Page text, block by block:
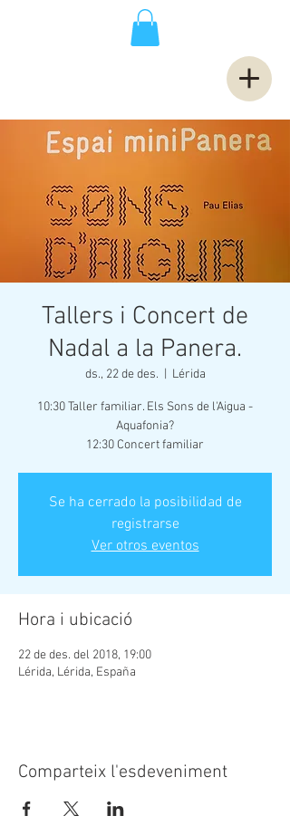
Tallers i Concert de
Nadal a la Panera.
ds., 22 de des. Lérida
10:30 Taller familiar. Els Sons de l'Aigua -
Aquafonia?
12:30 Concert familiar
Se ha cerrado la posibilidad de
registrarse
Ver otros eventos
Hora i ubicació
22 de des. del 2018, 19:00
Lérida, Lérida, España
Comparteix l'esdeveniment